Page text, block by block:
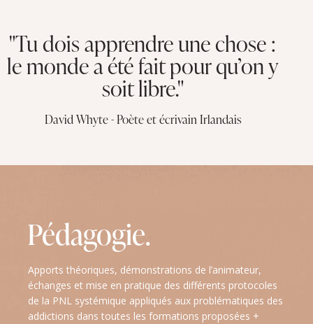
"Tu dois apprendre une chose :
le monde a été fait pour qu’on y
soit libre."
David Whyte - Poète et écrivain Irlandais
Pédagogie.
Apports théoriques, démonstrations de l’animateur,
échanges et mise en pratique des différents protocoles
de la PNL systémique appliqués aux problématiques des
addictions dans toutes les formations proposées +